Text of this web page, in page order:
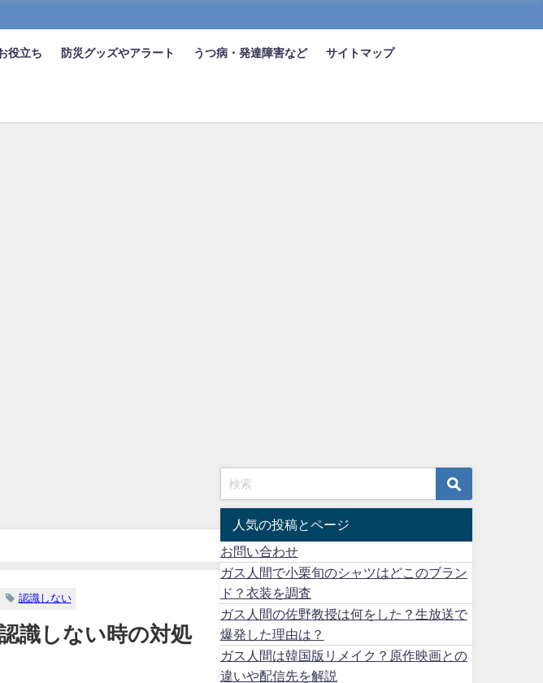
役立ち 防災グッズやアラート うつ病・発達障害など サイトマップ
認識しない
識しない時の対処
人気の投稿とページ
お問い合わせ
ガス人間で小栗旬のシャツはどこのブラン
ド？衣装を調査
ガス人間の佐野教授は何をした？生放送で
爆発した理由は？
ガス人間は韓国版リメイク？原作映画との
違いや配信先を解説